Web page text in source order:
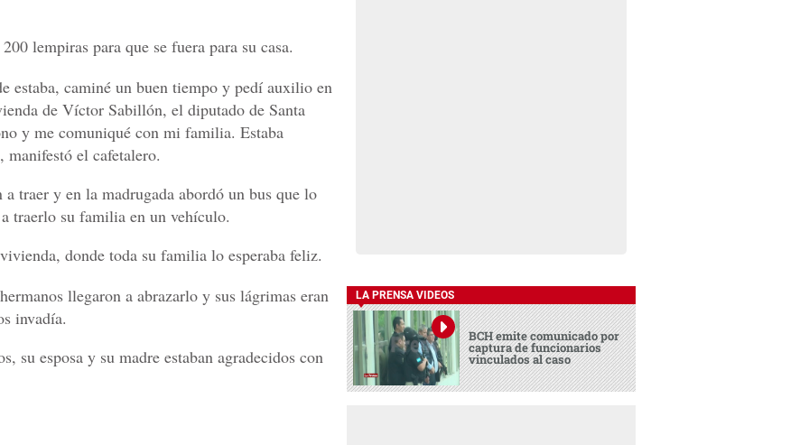
lempiras para que se fuera para su casa.
estaba, caminé un buen tiempo y pedí auxilio en
de Víctor Sabillón, el diputado de Santa
y me comuniqué con mi familia. Estaba
manifestó el cafetalero.
traer y en la madrugada abordó un bus que lo
traerlo su familia en un vehículo.
donde toda su familia lo esperaba feliz.
llegaron a abrazarlo y sus lágrimas eran
invadía.
su esposa y su madre estaban agradecidos con
LA PRENSA VIDEOS
BCH emite comunicado por
captura de funcionarios
vinculados al caso